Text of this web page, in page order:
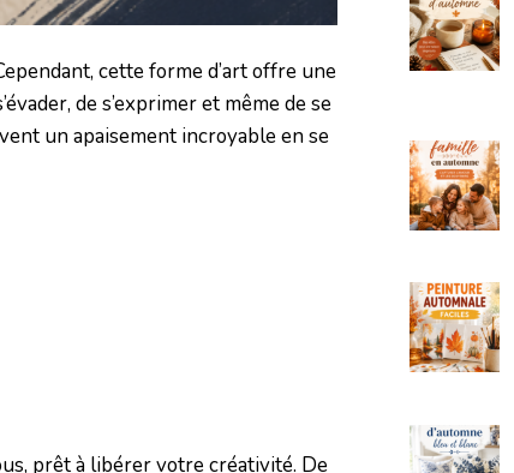
cette forme d’art offre une
de s’exprimer et même de se
un apaisement incroyable en se
prêt à libérer votre créativité. De